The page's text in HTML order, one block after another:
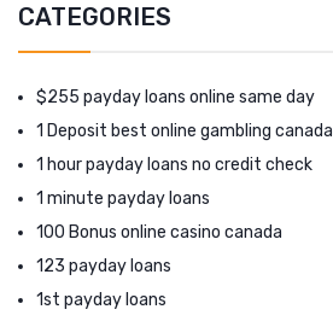
CATEGORIES
$255 payday loans online same day
1 Deposit best online gambling canada
1 hour payday loans no credit check
1 minute payday loans
100 Bonus online casino canada
123 payday loans
1st payday loans